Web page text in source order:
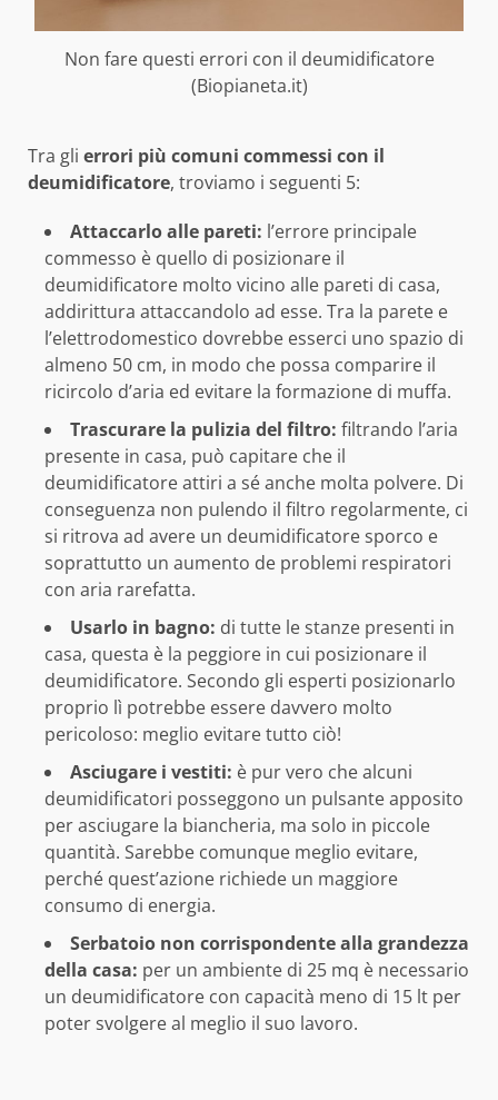
Non fare questi errori con il deumidificatore
(Biopianeta.it)
Tra gli errori più comuni commessi con il
deumidificatore, troviamo i seguenti 5:
Attaccarlo alle pareti: l’errore principale
commesso è quello di posizionare il
deumidificatore molto vicino alle pareti di casa,
addirittura attaccandolo ad esse. Tra la parete e
l’elettrodomestico dovrebbe esserci uno spazio di
almeno 50 cm, in modo che possa comparire il
ricircolo d’aria ed evitare la formazione di muffa.
Trascurare la pulizia del filtro: filtrando l’aria
presente in casa, può capitare che il
deumidificatore attiri a sé anche molta polvere. Di
conseguenza non pulendo il filtro regolarmente, ci
si ritrova ad avere un deumidificatore sporco e
soprattutto un aumento de problemi respiratori
con aria rarefatta.
Usarlo in bagno: di tutte le stanze presenti in
casa, questa è la peggiore in cui posizionare il
deumidificatore. Secondo gli esperti posizionarlo
proprio lì potrebbe essere davvero molto
pericoloso: meglio evitare tutto ciò!
Asciugare i vestiti: è pur vero che alcuni
deumidificatori posseggono un pulsante apposito
per asciugare la biancheria, ma solo in piccole
quantità. Sarebbe comunque meglio evitare,
perché quest’azione richiede un maggiore
consumo di energia.
Serbatoio non corrispondente alla grandezza
della casa: per un ambiente di 25 mq è necessario
un deumidificatore con capacità meno di 15 lt per
poter svolgere al meglio il suo lavoro.